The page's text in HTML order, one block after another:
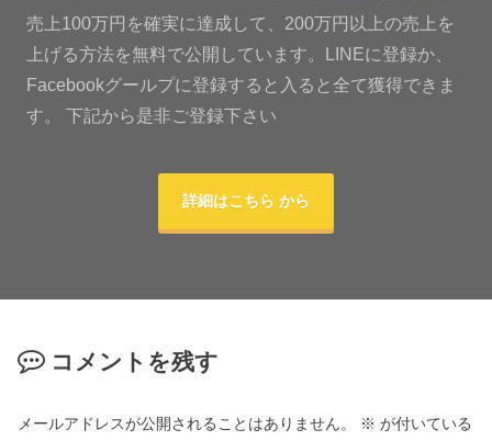
売上100万円を確実に達成して、200万円以上の売上を
上げる方法を無料で公開しています。LINEに登録か、
Facebookグールプに登録すると入ると全て獲得できま
す。 下記から是非ご登録下さい
詳細はこちら から
コメントを残す
メールアドレスが公開されることはありません。 ※ が付いている